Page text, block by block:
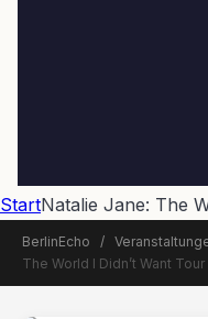
StartNatalie Jane: The
BerlinEcho /
The World I Didn’t Want Tour